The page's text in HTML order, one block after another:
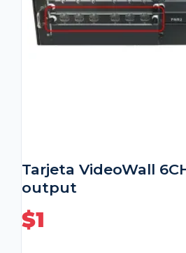
Tarjeta VideoWall
output
$1